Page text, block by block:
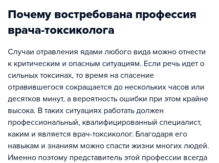
Почему востребована профессия
врача-токсиколога
Случаи отравления ядами любого вида можно отнести
к критическим и опасным ситуациям. Если речь идет о
сильных токсинах, то время на спасение
отравившегося сокращается до нескольких часов или
десятков минут, а вероятность ошибки при этом крайне
высока. В таких ситуациях работать должен
профессиональный, квалифицированный специалист,
каким и является врач-токсиколог. Благодаря его
навыкам и знаниям можно спасти жизни многих людей.
Именно поэтому представитель этой профессии всегда